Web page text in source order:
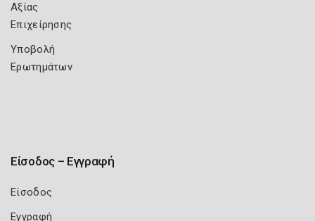
Αξίας
Επιχείρησης
Υποβολή
Ερωτημάτων
Είσοδος – Εγγραφή
Είσοδος
Εγγραφή